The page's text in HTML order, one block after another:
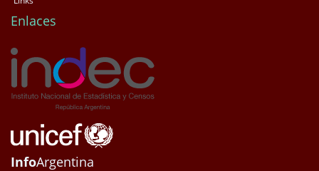
Enlaces
InfoArgentina